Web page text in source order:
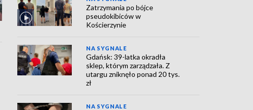
Zatrzymania po bójce
pseudokibiców w
Kościerzynie
NA SYGNALE
Gdańsk: 39-latka okradła
sklep, którym zarządzała. Z
utargu zniknęło ponad 20 tys.
zł
NA SYGNALE